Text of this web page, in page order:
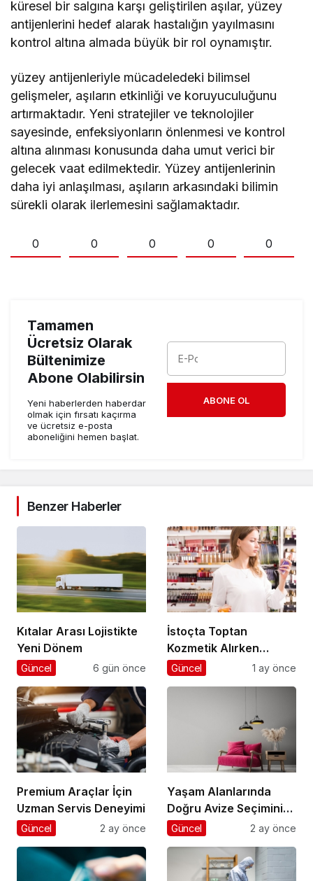
küresel bir salgına karşı geliştirilen aşılar, yüzey
antijenlerini hedef alarak hastalığın yayılmasını
kontrol altına almada büyük bir rol oynamıştır.
yüzey antijenleriyle mücadeledeki bilimsel
gelişmeler, aşıların etkinliği ve koruyuculuğunu
artırmaktadır. Yeni stratejiler ve teknolojiler
sayesinde, enfeksiyonların önlenmesi ve kontrol
altına alınması konusunda daha umut verici bir
gelecek vaat edilmektedir. Yüzey antijenlerinin
daha iyi anlaşılması, aşıların arkasındaki bilimin
sürekli olarak ilerlemesini sağlamaktadır.
0 0 0 0 0
Tamamen
Ücretsiz Olarak
Bültenimize
Abone Olabilirsin
Yeni haberlerden haberdar
olmak için fırsatı kaçırma
ve ücretsiz e-posta
aboneliğini hemen başlat.
ABONE OL
Benzer Haberler
Kıtalar Arası Lojistikte
Yeni Dönem
Güncel 6 gün önce
İstoçta Toptan
Kozmetik Alırken
Nelere Dikkat Edilmeli
Güncel 1 ay önce
Premium Araçlar İçin
Uzman Servis Deneyimi
Güncel 2 ay önce
Yaşam Alanlarında
Doğru Avize Seçiminin
Önemi
Güncel 2 ay önce